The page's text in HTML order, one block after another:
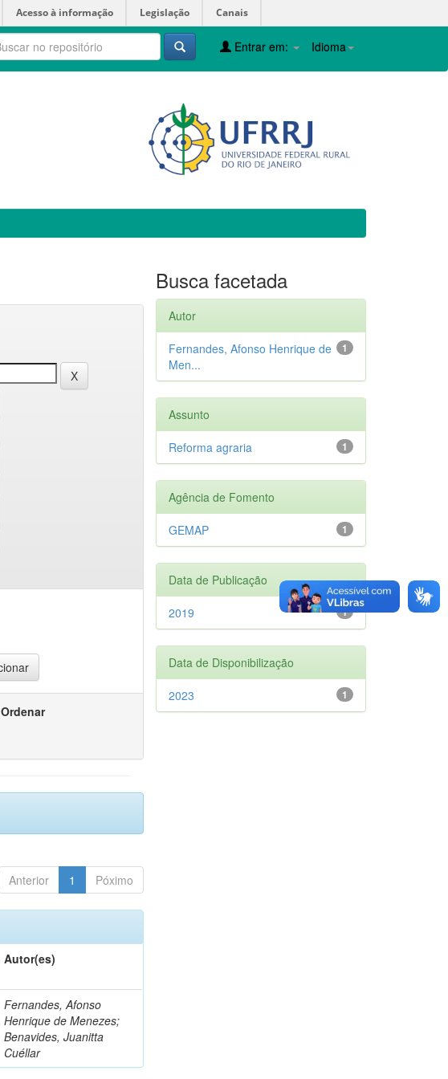
Acesso à informação Legislação Canais
Idioma
Entrar em:
Ordenar
Anterior 1 Póximo
Autor(es)
Fernandes, Afonso
Henrique de Menezes;
Benavides, Juanitta
Cuéllar
Busca facetada
Autor
1
Fernandes, Afonso Henrique de
Men...
Assunto
1
Reforma agraria
Agência de Fomento
1
GEMAP
Data de Publicação
1
2019
Data de Disponibilização
1
2023